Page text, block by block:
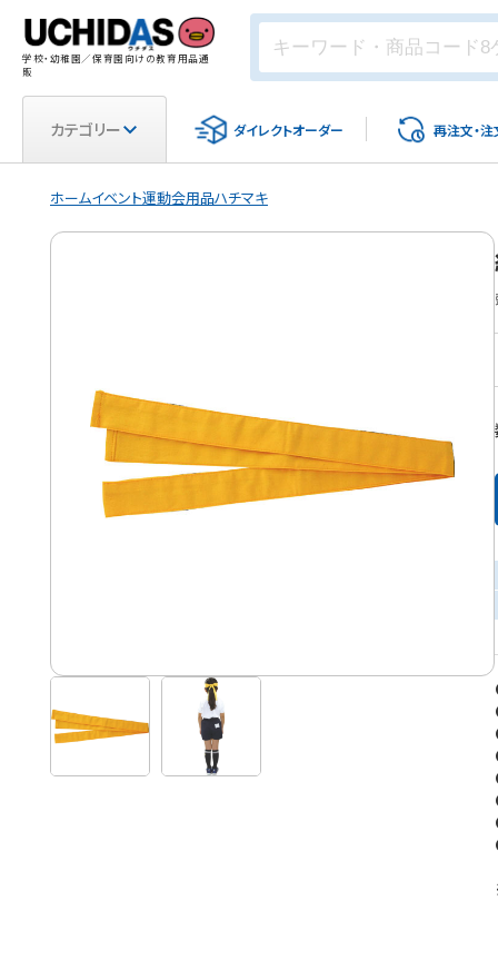
学校・幼稚園／保育園向けの教育用品通
販
カテゴリー ダイレクトオーダー 再注文・注
ホームイベント運動会用品ハチマキ